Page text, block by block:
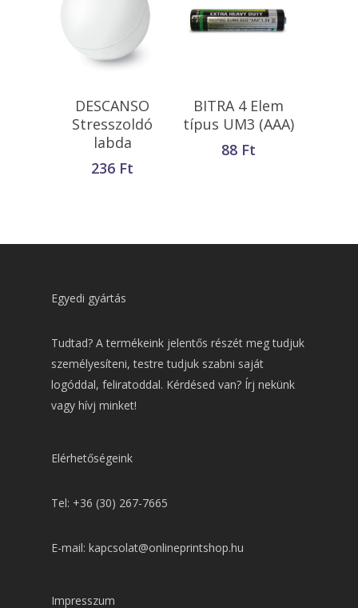
Opciók Választása
DESCANSO
Stresszoldó
labda
236 Ft
Kosárba
Teszem
BITRA 4 Elem
típus UM3 (AAA)
88 Ft
Egyedi gyártás
Tudtad? A termékeink jelentős részét meg tudjuk
személyesíteni, testre tudjuk szabni saját
logóddal, feliratoddal. Kérdésed van? Írj nekünk
vagy hívj minket!
Elérhetőségeink
Tel: +36 (30) 267-7665
E-mail: kapcsolat@onlineprintshop.hu
Impresszum